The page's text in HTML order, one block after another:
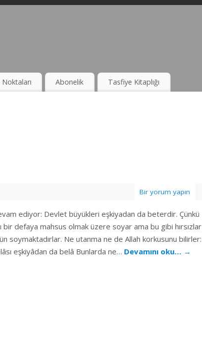
Noktaları Abonelik Tasfiye Kitaplığı
Bir yorum yapın
ediyor: Devlet büyükleri eşkiyadan da beterdir. Çünkü
bir defaya mahsus olmak üzere soyar ama bu gibi hırsızlar
soymaktadırlar. Ne utanma ne de Allah korkusunu bilirler:
eşkiyâdan da belâ Bunlarda ne… Devamını oku… →